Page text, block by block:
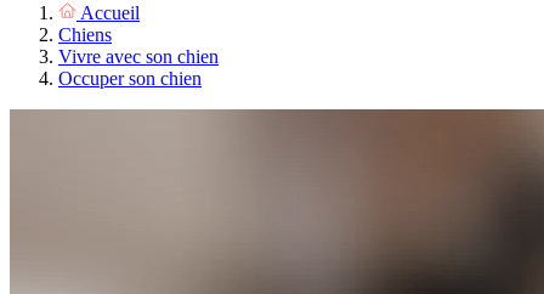
Accueil
Chiens
Vivre avec son chien
Occuper son chien